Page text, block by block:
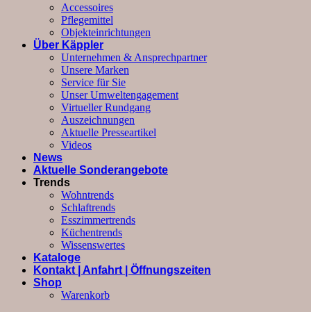
Accessoires
Pflegemittel
Objekteinrichtungen
Über Käppler
Unternehmen & Ansprechpartner
Unsere Marken
Service für Sie
Unser Umweltengagement
Virtueller Rundgang
Auszeichnungen
Aktuelle Presseartikel
Videos
News
Aktuelle Sonderangebote
Trends
Wohntrends
Schlaftrends
Esszimmertrends
Küchentrends
Wissenswertes
Kataloge
Kontakt | Anfahrt | Öffnungszeiten
Shop
Warenkorb